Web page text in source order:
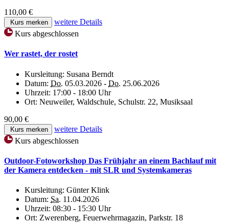
110,00 €
Kurs merken
weitere Details
Kurs abgeschlossen
Wer rastet, der rostet
Kursleitung: Susana Berndt
Datum: Do. 05.03.2026 - Do. 25.06.2026
Uhrzeit: 17:00 - 18:00 Uhr
Ort: Neuweiler, Waldschule, Schulstr. 22, Musiksaal
90,00 €
Kurs merken
weitere Details
Kurs abgeschlossen
Outdoor-Fotoworkshop Das Frühjahr an einem Bachlauf mit
der Kamera entdecken - mit SLR und Systemkameras
Kursleitung: Günter Klink
Datum: Sa. 11.04.2026
Uhrzeit: 08:30 - 15:30 Uhr
Ort: Zwerenberg, Feuerwehrmagazin, Parkstr. 18